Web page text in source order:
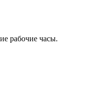
рабочие часы.